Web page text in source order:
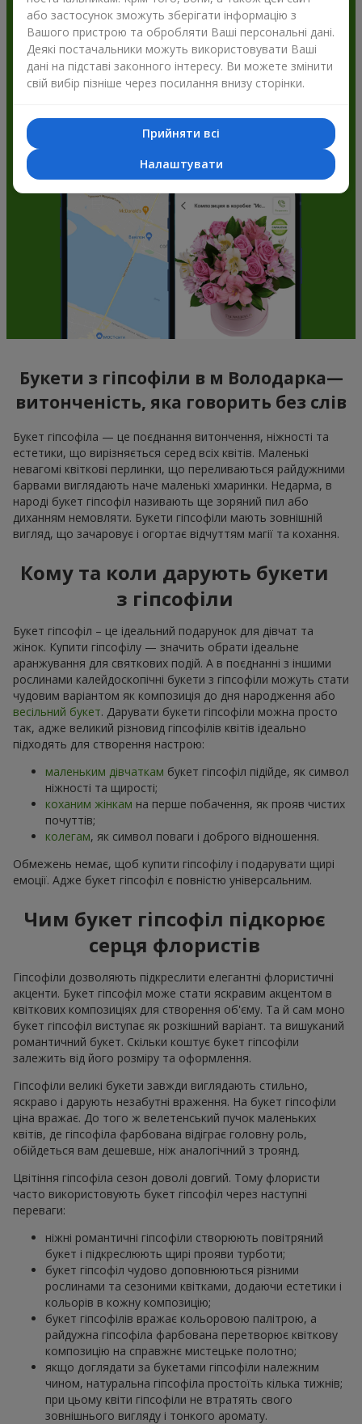
Flowers.ua і отримуйте бонуси
Букети з гіпсофіли в м Володарка—
витонченість, яка говорить без слів
Букет гіпсофіла — це поєднання витончення, ніжності та
естетики, що вирізняється серед всіх квітів. Маленькі
невагомі квіткові перлинки, що переливаються райдужними
барвами виглядають наче маленькі хмаринки. Недарма, в
народі букет гіпсофіл називають ще зоряний пил або
диханням немовляти. Букети гіпсофіли мають зовнішній
вигляд, що зачаровує і огортає відчуттям магії та кохання.
Кому та коли дарують букети
з гіпсофіли
Букет гіпсофіл – це ідеальний подарунок для дівчат та
жінок. Купити гіпсофілу — значить обрати ідеальне
аранжування для святкових подій. А в поєднанні з іншими
рослинами калейдоскопічні букети з гіпсофіли можуть стати
чудовим варіантом як композиція до дня народження або
весільний букет. Дарувати букети гіпсофіли можна просто
так, адже великий різновид гіпсофілів квітів ідеально
підходять для створення настрою:
маленьким дівчаткам букет гіпсофіл підійде, як символ
ніжності та щирості;
коханим жінкам на перше побачення, як прояв чистих
почуттів;
колегам, як символ поваги і доброго відношення.
Обмежень немає, щоб купити гіпсофілу і подарувати щирі
емоції. Адже букет гіпсофіл є повністю універсальним.
Чим букет гіпсофіл підкорює
серця флористів
Гіпсофіли дозволяють підкреслити елегантні флористичні
акценти. Букет гіпсофіл може стати яскравим акцентом в
квіткових композиціях для створення об'єму. Та й сам моно
букет гіпсофіл виступає як розкішний варіант. та вишуканий
романтичний букет. Скільки коштує букет гіпсофіли
залежить від його розміру та оформлення.
Гіпсофіли великі букети завжди виглядають стильно,
яскраво і дарують незабутні враження. На букет гіпсофіли
ціна вражає. До того ж велетенський пучок маленьких
квітів, де гіпсофіла фарбована відіграє головну роль,
обійдеться вам дешевше, ніж аналогічний з троянд.
Цвітіння гіпсофіла сезон доволі довгий. Тому флористи
часто використовують букет гіпсофіл через наступні
переваги:
ніжні романтичні гіпсофіли створюють повітряний
букет і підкреслюють щирі прояви турботи;
букет гіпсофіл чудово доповнюються різними
рослинами та сезоними квітками, додаючи естетики і
кольорів в кожну композицію;
букет гіпсофілів вражає кольоровою палітрою, а
райдужна гіпсофіла фарбована перетворює квіткову
композицію на справжнє мистецьке полотно;
якщо доглядати за букетами гіпсофіли належним
чином, натуральна гіпсофіла простоїть кілька тижнів;
при цьому квіти гіпсофіли не втратять свого
зовнішнього вигляду і тонкого аромату.
або застосунок зможуть зберігати інформацію з
Вашого пристрою та обробляти Ваші персональні дані.
Деякі постачальники можуть використовувати Ваші
дані на підставі законного інтересу. Ви можете змінити
свій вибір пізніше через посилання внизу сторінки.
Прийняти всі
Налаштувати